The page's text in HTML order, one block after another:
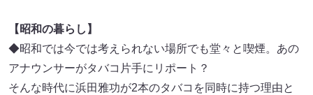
【昭和の暮らし】
◆昭和では今では考えられない場所でも堂々と喫煙。あの
アナウンサーがタバコ片手にリポート？
そんな時代に浜田雅功が2本のタバコを同時に持つ理由と